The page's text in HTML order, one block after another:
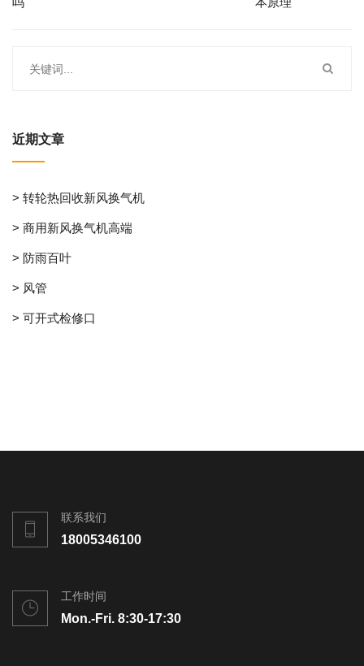
近期文章
> 转轮热回收新风换气机
> 商用新风换气机高端
> 防雨百叶
> 风管
> 可开式检修口
联系我们
18005346100
工作时间
Mon.-Fri. 8:30-17:30